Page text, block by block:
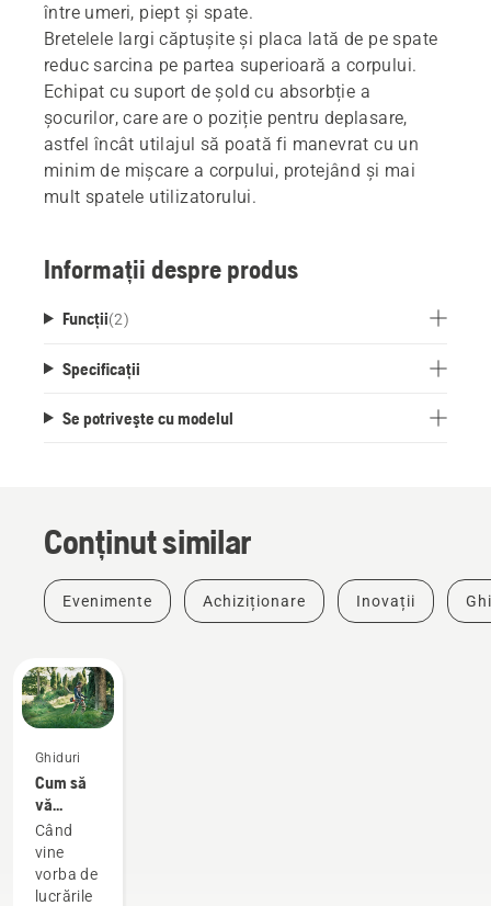
între umeri, piept și spate.
Bretelele largi căptușite și placa lată de pe spate
reduc sarcina pe partea superioară a corpului.
Echipat cu suport de șold cu absorbție a
șocurilor, care are o poziție pentru deplasare,
astfel încât utilajul să poată fi manevrat cu un
minim de mișcare a corpului, protejând și mai
mult spatele utilizatorului.
Informații despre produs
Funcții(2)
Specificații
Se potriveşte cu modelul
Conținut similar
Evenimente Achiziționare Inovații
Ghiduri
Cum să
vă
exploatați
la
maximum
motocoasa
Când
vine
vorba de
lucrările